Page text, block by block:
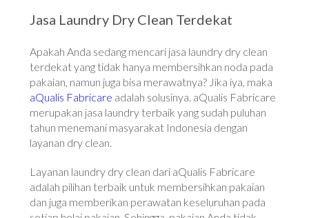
Jasa Laundry Dry Clean Terdekat
Apakah Anda sedang mencari jasa laundry dry clean
terdekat yang tidak hanya membersihkan noda pada
pakaian, namun juga bisa merawatnya? Jika iya, maka
aQualis Fabricare adalah solusinya. aQualis Fabricare
merupakan jasa laundry terbaik yang sudah puluhan
tahun menemani masyarakat Indonesia dengan
layanan dry clean.
Layanan laundry dry clean dari aQualis Fabricare
adalah pilihan terbaik untuk membersihkan pakaian
dan juga memberikan perawatan keseluruhan pada